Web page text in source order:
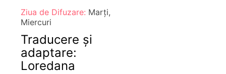
Ziua de Difuzare: Marți,
Miercuri
Traducere și
adaptare:
Loredana